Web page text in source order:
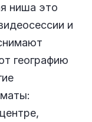
ниша это
и
географию